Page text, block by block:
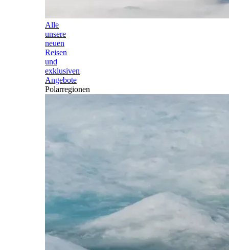
Alle
unsere
neuen
Reisen
und
exklusiven
Angebote
Polarregionen